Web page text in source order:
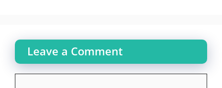
Leave a Comment